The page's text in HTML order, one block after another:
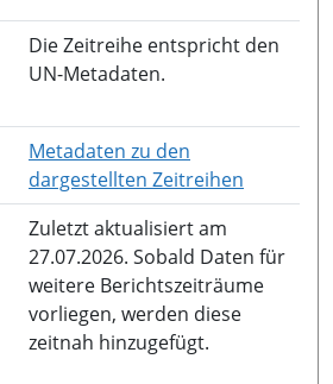
Die Zeitreihe entspricht den
UN-Metadaten.
Metadaten zu den
dargestellten Zeitreihen
Zuletzt aktualisiert am
27.07.2026. Sobald Daten für
weitere Berichtszeiträume
vorliegen, werden diese
zeitnah hinzugefügt.